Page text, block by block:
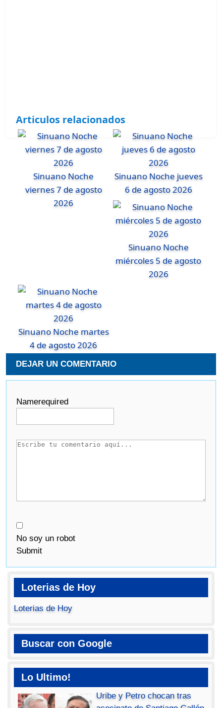
Articulos relacionados
Sinuano Noche
viernes 7 de agosto
2026
Sinuano Noche jueves
6 de agosto 2026
Sinuano Noche
miércoles 5 de agosto
2026
Sinuano Noche martes
4 de agosto 2026
DEJAR UN COMENTARIO
Namerequired
No soy un robot
Submit
Loterias de Hoy
Loterias de Hoy
Buscar con Google
Lo Ultimo!
Uribe y Petro chocan tras